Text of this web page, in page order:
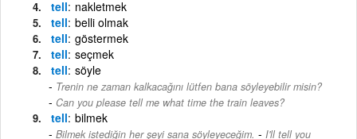
tell nakletmek
tell belli olmak
tell göstermek
tell seçmek
tell söyle
Trenin ne zaman kalkacağını lütfen bana söyleyebilir misin?
- Can you please tell me what time the train leaves?
tell bilmek
Bilmek istediğin her şeyi sana söyleyeceğim. - I'll tell you